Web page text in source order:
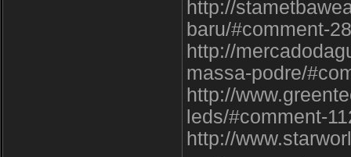
http://
baru/#comment-
http://
massa-podre/
http://
leds/#comment-
http://